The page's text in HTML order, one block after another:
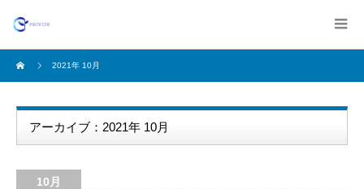
2021年 10月
アーカイブ：2021年 10月
10月